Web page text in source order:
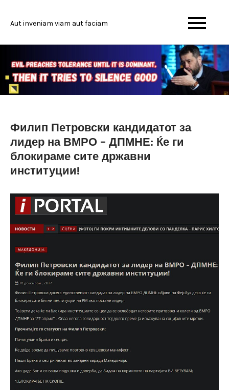
Aut inveniam viam aut faciam
Филип Петровски кандидатот за
лидер на ВМРО – ДПМНЕ: Ќе ги
блокираме сите државни
институции!